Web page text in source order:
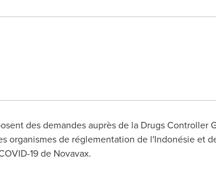
des demandes auprès de la Drugs Controller
organismes de réglementation de l'Indonésie et
19 de Novavax.